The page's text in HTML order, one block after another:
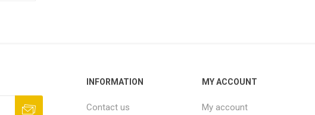
INFORMATION
Contact us
MY ACCOUNT
My account